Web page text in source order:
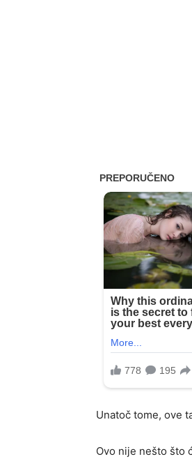
Unatoč tome, ove
Ovo nije nešto što